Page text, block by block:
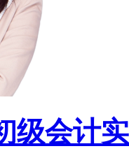
级会计